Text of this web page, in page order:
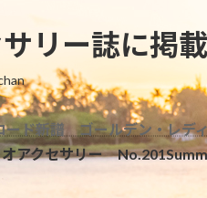
リー誌に掲
ード新譜 ゴールデン・レデ
アクセサリー